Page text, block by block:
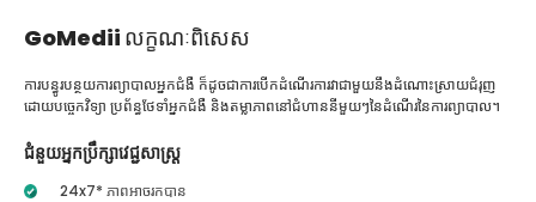
GoMedii លក្ខណៈពិសេស
ការបន្ធូរបន្ថយការព្យាបាលអ្នកជំងឺ ក៏ដូចជាការបើកដំណើរការវាជាមួយនឹងដំណោះស្រាយជំរុញ
ដោយបច្ចេកវិទ្យា ប្រព័ន្ធថែទាំអ្នកជំងឺ និងតម្លាភាពនៅជំហាននីមួយៗនៃដំណើរនៃការព្យាបាល។
ជំនួយអ្នកប្រឹក្សាវេជ្ជសាស្ត្រ
24x7* ភាពអាចរកបាន